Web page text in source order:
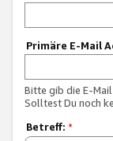
Primäre E-Mail
Bitte gib die E-
Solltest Du noch
Betreff: *